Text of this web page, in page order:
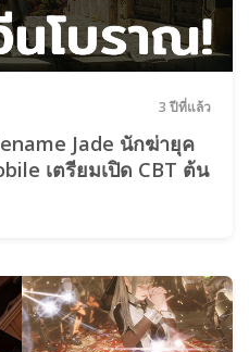
3 ปีที่แล้ว
Jade นักฆ่ายุค
เตรียมเปิด CBT ต้น